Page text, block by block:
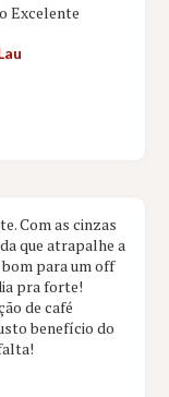
Excelente
Com as cinzas
que atrapalhe a
para um off
pra forte!
de café
benefício do